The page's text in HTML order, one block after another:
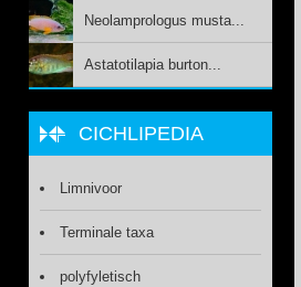
Neolamprologus musta...
Astatotilapia burton...
CICHLIPEDIA
Limnivoor
Terminale taxa
polyfyletisch